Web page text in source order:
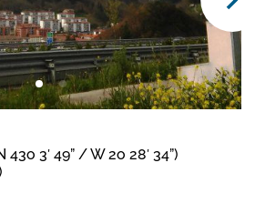
3′ 49” / W 2o 28′ 34”)